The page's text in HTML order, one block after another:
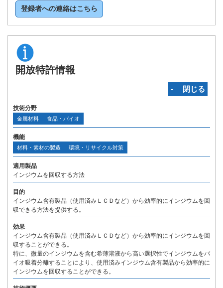
登録者への連絡はこちら
開放特許情報
‐ 閉じる
技術分野
金属材料 食品・バイオ
機能
材料・素材の製造 環境・リサイクル対策
適用製品
インジウムを回収する方法
目的
インジウム含有製品（使用済みＬＣＤなど）から効率的にインジウムを回
収できる方法を提供する。
効果
インジウム含有製品（使用済みＬＣＤなど）から効率的にインジウムを回
収することができる。
特に、微量のインジウムを含む希薄溶液から高い選択性でインジウムをバ
イオ吸着分離することにより、使用済みインジウム含有製品から効率的に
インジウムを回収することができる。